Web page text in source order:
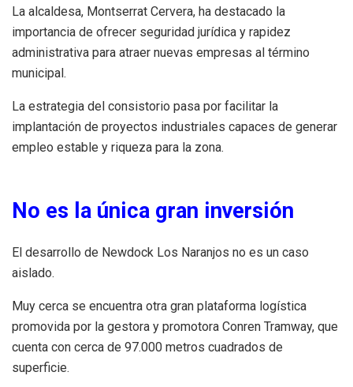
La alcaldesa, Montserrat Cervera, ha destacado la
importancia de ofrecer seguridad jurídica y rapidez
administrativa para atraer nuevas empresas al término
municipal.
La estrategia del consistorio pasa por facilitar la
implantación de proyectos industriales capaces de generar
empleo estable y riqueza para la zona.
No es la única gran inversión
El desarrollo de Newdock Los Naranjos no es un caso
aislado.
Muy cerca se encuentra otra gran plataforma logística
promovida por la gestora y promotora Conren Tramway, que
cuenta con cerca de 97.000 metros cuadrados de
superficie.